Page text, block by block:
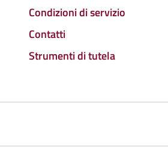
Condizioni di servizio
Contatti
Strumenti di tutela